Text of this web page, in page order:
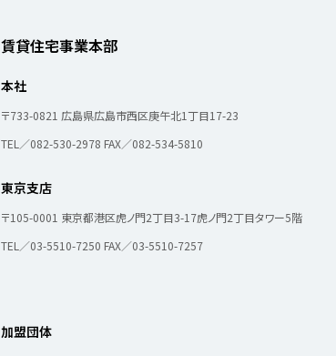
個人情報保護方針
賃貸住宅事業本部
本社
〒733-0821 広島県広島市西区庚午北1丁目17-23
TEL／082-530-2978 FAX／082-534-5810
東京支店
〒105-0001 東京都港区虎ノ門2丁目3-17虎ノ門2丁目タワー5階
TEL／03-5510-7250 FAX／03-5510-7257
加盟団体